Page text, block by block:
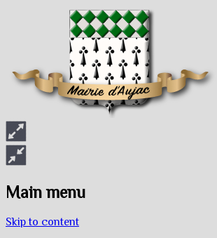
Main menu
Skip to content